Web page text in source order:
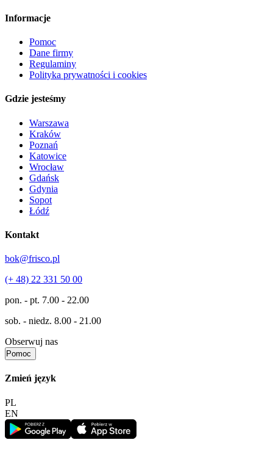
Informacje
Pomoc
Dane firmy
Regulaminy
Polityka prywatności i cookies
Gdzie jesteśmy
Warszawa
Kraków
Poznań
Katowice
Wrocław
Gdańsk
Gdynia
Sopot
Łódź
Kontakt
bok@frisco.pl
(+ 48) 22 331 50 00
pon. - pt. 7.00 - 22.00
sob. - niedz. 8.00 - 21.00
Obserwuj nas
Pomoc
Zmień język
PL
EN